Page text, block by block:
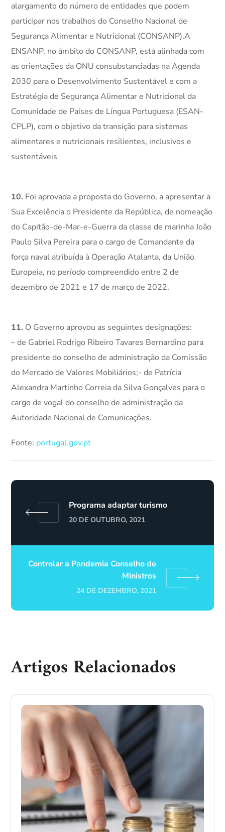
alargamento do número de entidades que podem
participar nos trabalhos do Conselho Nacional de
Segurança Alimentar e Nutricional (CONSANP).A
ENSANP, no âmbito do CONSANP, está alinhada com
as orientações da ONU consubstanciadas na Agenda
2030 para o Desenvolvimento Sustentável e com a
Estratégia de Segurança Alimentar e Nutricional da
Comunidade de Países de Língua Portuguesa (ESAN-
CPLP), com o objetivo da transição para sistemas
alimentares e nutricionais resilientes, inclusivos e
sustentáveis
10. Foi aprovada a proposta do Governo, a apresentar a
Sua Excelência o Presidente da República, de nomeação
do Capitão-de-Mar-e-Guerra da classe de marinha João
Paulo Silva Pereira para o cargo de Comandante da
força naval atribuída à Operação Atalanta, da União
Europeia, no período compreendido entre 2 de
dezembro de 2021 e 17 de março de 2022.
11. O Governo aprovou as seguintes designações:
– de Gabriel Rodrigo Ribeiro Tavares Bernardino para
presidente do conselho de administração da Comissão
do Mercado de Valores Mobiliários;- de Patrícia
Alexandra Martinho Correia da Silva Gonçalves para o
cargo de vogal do conselho de administração da
Autoridade Nacional de Comunicações.
Fonte: portugal.gov.pt
Programa adaptar turismo
20 DE OUTUBRO, 2021
Controlar a Pandemia Conselho de
Ministros
24 DE DEZEMBRO, 2021
Artigos Relacionados